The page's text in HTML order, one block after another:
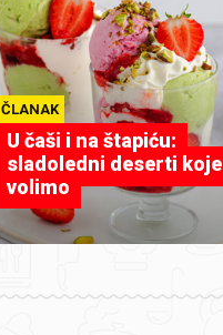
ČLANAK
U čaši i na štapiću:
sladoledni deserti koje
volimo